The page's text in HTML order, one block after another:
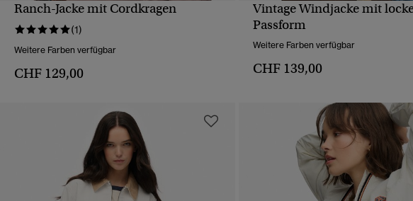
SCHNELLANSICHT
Ranch-Jacke mit Cordkragen
(1)
Weitere Farben verfügbar
CHF 129,00
SCHNELLANSICHT
Vintage Windjacke mit
Passform
Weitere Farben verfügbar
CHF 139,00